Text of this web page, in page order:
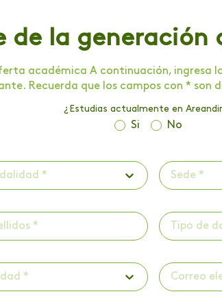
de la
académica A continuación,
Recuerda que los campos con * son
¿Estudias actualmente en
Si No
* Sede *
Tipo de
*